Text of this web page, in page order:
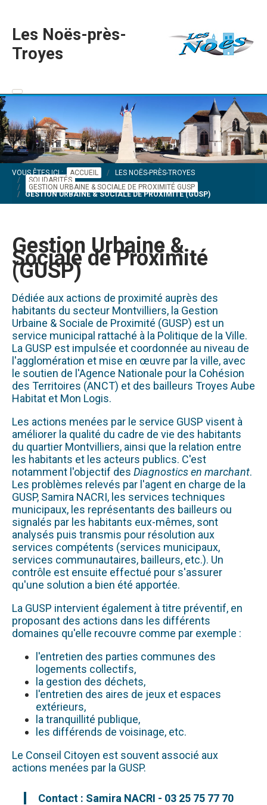
Les Noës-près-
Troyes
VOUS ÊTES ICI : ACCUEIL
LES NOËS-PRÈS-TROYES
SOLIDARITÉS
GESTION URBAINE & SOCIALE DE PROXIMITÉ GUSP
GESTION URBAINE & SOCIALE DE PROXIMITÉ (GUSP)
Gestion Urbaine &
Sociale de Proximité
(GUSP)
Dédiée aux actions de proximité auprès des
habitants du secteur Montvilliers, la Gestion
Urbaine & Sociale de Proximité (GUSP) est un
service municipal rattaché à la Politique de la Ville.
La GUSP est impulsée et coordonnée au niveau de
l'agglomération et mise en œuvre par la ville, avec
le soutien de l'Agence Nationale pour la Cohésion
des Territoires (ANCT) et des bailleurs Troyes Aube
Habitat et Mon Logis.
Les actions menées par le service GUSP visent à
améliorer la qualité du cadre de vie des habitants
du quartier Montvilliers, ainsi que la relation entre
les habitants et les acteurs publics. C'est
notamment l'objectif des Diagnostics en marchant.
Les problèmes relevés par l'agent en charge de la
GUSP, Samira NACRI, les services techniques
municipaux, les représentants des bailleurs ou
signalés par les habitants eux-mêmes, sont
analysés puis transmis pour résolution aux
services compétents (services municipaux,
services communautaires, bailleurs, etc.). Un
contrôle est ensuite effectué pour s'assurer
qu'une solution a bien été apportée.
La GUSP intervient également à titre préventif, en
proposant des actions dans les différents
domaines qu'elle recouvre comme par exemple :
l'entretien des parties communes des
logements collectifs,
la gestion des déchets,
l'entretien des aires de jeux et espaces
extérieurs,
la tranquillité publique,
les différends de voisinage, etc.
Le Conseil Citoyen est souvent associé aux
actions menées par la GUSP.
Contact : Samira NACRI - 03 25 75 77 70